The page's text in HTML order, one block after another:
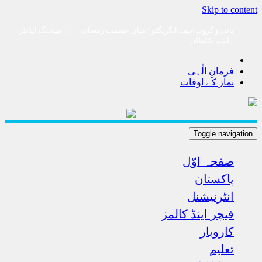
Skip to
فرمانِ الٰہی
نماز کے اوقات
Toggle
صفحہ اوّل
پاکستان
انٹرنیشنل
فیچر اینڈ کالمز
کاروبار
تعلیم